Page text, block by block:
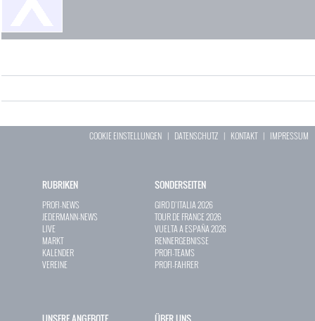
COOKIE EINSTELLUNGEN | DATENSCHUTZ | KONTAKT| IMPRESSUM
RUBRIKEN
PROFI-NEWS
JEDERMANN-NEWS
LIVE
MARKT
KALENDER
VEREINE
SONDERSEITEN
GIRO D`ITALIA 2026
TOUR DE FRANCE 2026
VUELTA A ESPAÑA 2026
RENNERGEBNISSE
PROFI-TEAMS
PROFI-FAHRER